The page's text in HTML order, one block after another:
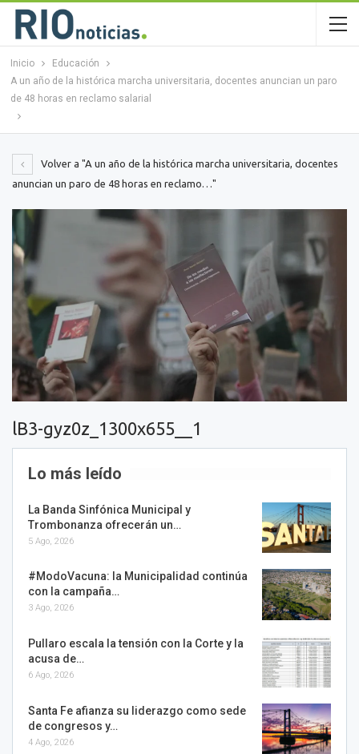
Inicio
Educación
A un año de la histórica marcha universitaria, docentes anuncian un paro
de 48 horas en reclamo salarial
Volver a "A un año de la histórica marcha universitaria, docentes
anuncian un paro de 48 horas en reclamo…"
lB3-gyz0z_1300x655__1
Lo más leído
La Banda Sinfónica Municipal y
Trombonanza ofrecerán un…
5 Ago, 2026
#ModoVacuna: la Municipalidad continúa
con la campaña…
3 Ago, 2026
Pullaro escala la tensión con la Corte y la
acusa de…
6 Ago, 2026
Santa Fe afianza su liderazgo como sede
de congresos y…
4 Ago, 2026